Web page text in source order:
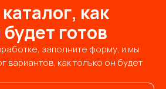
как
готов
заполните форму, и мы
вариантов, как только он будет